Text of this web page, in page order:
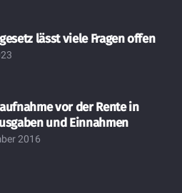
lässt viele Fragen offen
vor der Rente in
und Einnahmen
2016